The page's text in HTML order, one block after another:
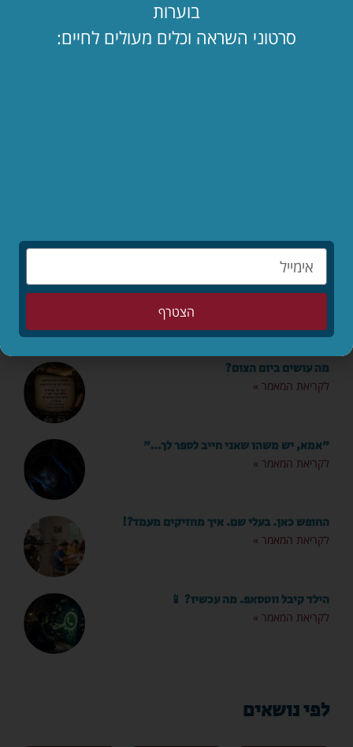
המדריך השלם: איך להרוס זוגיות בשבעה צעדים
מה עושים ביום הצום?
לקריאת המאמר »
"אמא, יש משהו שאני חייב לספר לך…"
לקריאת המאמר »
החופש כאן. בעלי שם. איך מחזיקים מעמד?!
לקריאת המאמר »
הילד קיבל ווטסאפ. מה עכשיו? 📱
לקריאת המאמר »
לפי נושאים
בוערות
סרטוני השראה וכלים מעולים לחיים:
הצטרף